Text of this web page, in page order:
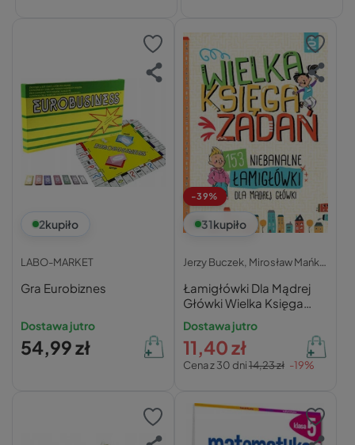
2kupiło
LABO-MARKET
Gra Eurobiznes
Dostawa jutro
54,99 zł
-39%
31kupiło
Jerzy Buczek, Mirosław Mańko,
Łamigłówki Dla Mądrej
Główki Wielka Księga
Zadań 10+ Aksjomat
4054
Dostawa jutro
Cena z 30 dni14,23 zł -19%
11,40 zł